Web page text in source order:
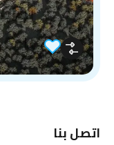
اتصل بنا